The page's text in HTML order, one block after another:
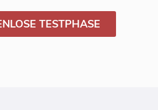
TESTPHASE